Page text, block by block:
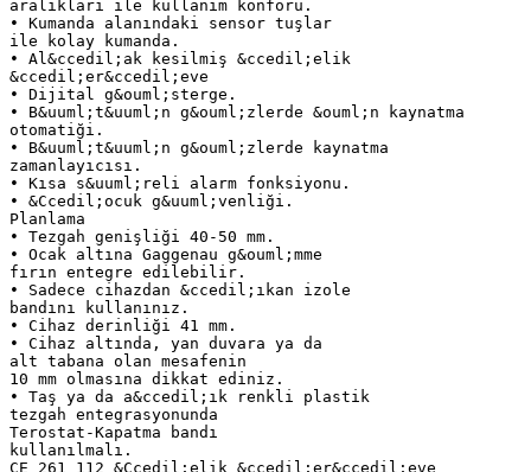
aralıkları ile kullanım konforu.
• Kumanda alanındaki sensor tuşlar
ile kolay kumanda.
• Al&ccedil;ak kesilmiş &ccedil;elik
&ccedil;er&ccedil;eve
• Dijital g&ouml;sterge.
• B&uuml;t&uuml;n g&ouml;zlerde &ouml;n kaynatma
otomatiği.
• B&uuml;t&uuml;n g&ouml;zlerde kaynatma
zamanlayıcısı.
• Kısa s&uuml;reli alarm fonksiyonu.
• &Ccedil;ocuk g&uuml;venliği.
Planlama
• Tezgah genişliği 40-50 mm.
• Ocak altına Gaggenau g&ouml;mme
fırın entegre edilebilir.
• Sadece cihazdan &ccedil;ıkan izole
bandını kullanınız.
• Cihaz derinliği 41 mm.
• Cihaz altında, yan duvara ya da
alt tabana olan mesafenin
10 mm olmasına dikkat ediniz.
• Taş ya da a&ccedil;ık renkli plastik
tezgah entegrasyonunda
Terostat-Kapatma bandı
kullanılmalı.
CE 261 112 &Ccedil;elik &ccedil;er&ccedil;eve